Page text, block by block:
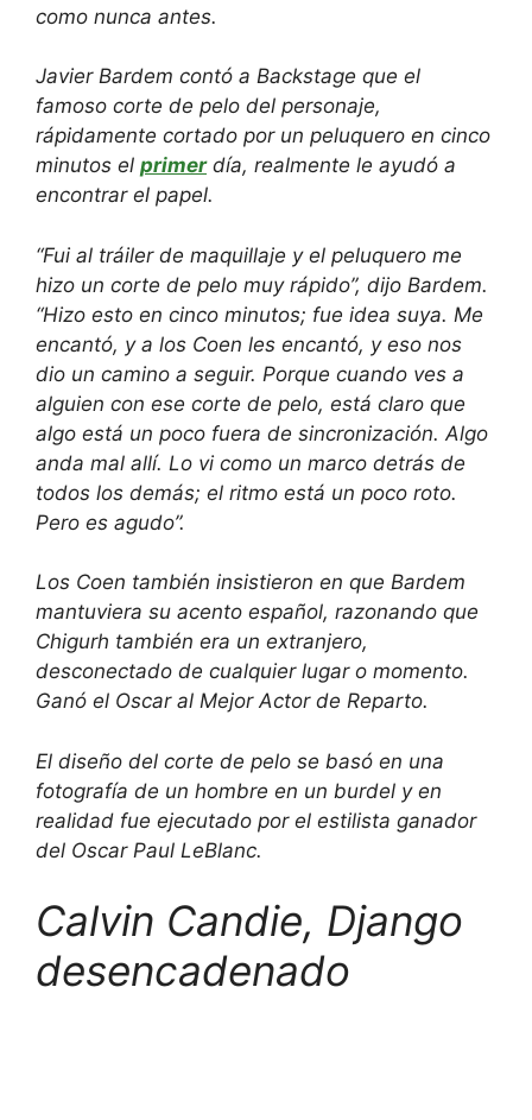
como nunca antes.
Javier Bardem contó a Backstage que el
famoso corte de pelo del personaje,
rápidamente cortado por un peluquero en cinco
minutos el primerdía, realmente le ayudó a
encontrar el papel.
“Fui al tráiler de maquillaje y el peluquero me
hizo un corte de pelo muy rápido”, dijo Bardem.
“Hizo esto en cinco minutos; fue idea suya. Me
encantó, y a los Coen les encantó, y eso nos
dio un camino a seguir. Porque cuando ves a
alguien con ese corte de pelo, está claro que
algo está un poco fuera de sincronización. Algo
anda mal allí. Lo vi como un marco detrás de
todos los demás; el ritmo está un poco roto.
Pero es agudo”.
Los Coen también insistieron en que Bardem
mantuviera su acento español, razonando que
Chigurh también era un extranjero,
desconectado de cualquier lugar o momento.
Ganó el Oscar al Mejor Actor de Reparto.
El diseño del corte de pelo se basó en una
fotografía de un hombre en un burdel y en
realidad fue ejecutado por el estilista ganador
del Oscar Paul LeBlanc.
Calvin Candie, Django
desencadenado